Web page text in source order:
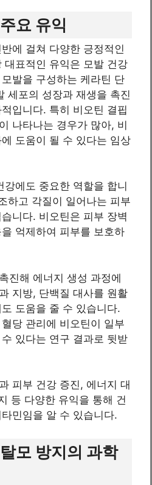
요 유익
에 걸쳐 다양한 긍정적인
대표적인 유익은 모발 건강
발을 구성하는 케라틴 단
세포의 성장과 재생을 촉진
입니다. 특히 비오틴 결핍
나타나는 경우가 많아, 비
도움이 될 수 있다는 임상
에도 중요한 역할을 합니
하고 각질이 일어나는 피부
니다. 비오틴은 피부 장벽
억제하여 피부를 보호하
진해 에너지 생성 과정에
지방, 단백질 대사를 원활
도움을 줄 수 있습니다.
당 관리에 비오틴이 일부
있다는 연구 결과로 뒷받
피부 건강 증진, 에너지 대
등 다양한 유익을 통해 건
민임을 알 수 있습니다.
모 방지의 과학